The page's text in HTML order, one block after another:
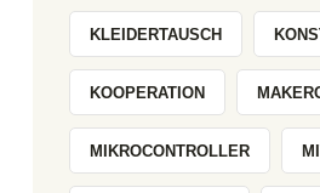
KLEIDERTAUSCH
KOOPERATION
MIKROCONTROLLER